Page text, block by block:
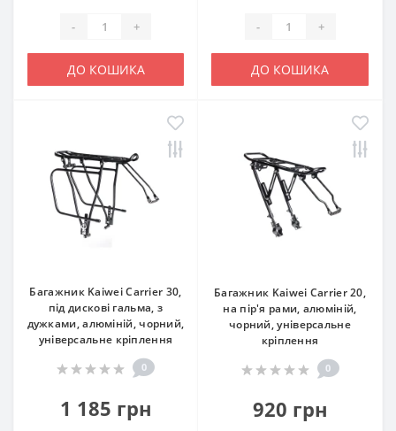
- +
ДО КОШИКА
- +
ДО КОШИКА
Багажник Kaiwei Carrier 30,
під дискові гальма, з
дужками, алюміній, чорний,
універсальне кріплення
0
1 185 грн
Багажник Kaiwei Carrier 20,
на пір'я рами, алюміній,
чорний, універсальне
кріплення
0
920 грн